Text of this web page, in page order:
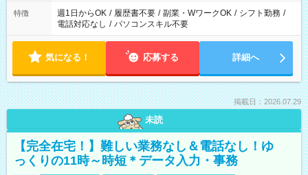
特徴 週1日からOK / 履歴書不要 / 副業・WワークOK / シフト勤務 /
電話対応なし / パソコンスキル不要
気になる！ 応募する 詳細へ
掲載日：2026.07.29
未読
【完全在宅！】難しい業務なし＆電話なし！ゆ
っくりの11時～時短＊データ入力・事務